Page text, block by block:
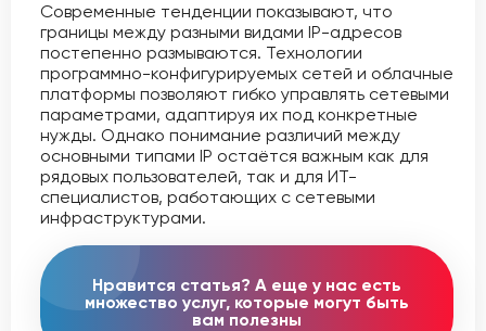
Современные тенденции показывают, что
границы между разными видами IP-адресов
постепенно размываются. Технологии
программно-конфигурируемых сетей и облачные
платформы позволяют гибко управлять сетевыми
параметрами, адаптируя их под конкретные
нужды. Однако понимание различий между
основными типами IP остаётся важным как для
рядовых пользователей, так и для ИТ-
специалистов, работающих с сетевыми
инфраструктурами.
Нравится статья? А еще у нас есть
множество услуг, которые могут быть
вам полезны